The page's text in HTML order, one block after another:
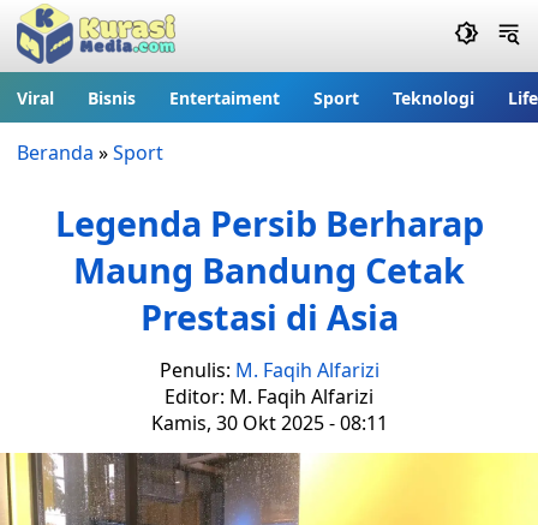
Viral Bisnis Entertaiment Sport Teknologi
Beranda »Sport
Legenda Persib Berharap
Maung Bandung Cetak
Prestasi di Asia
Penulis: M. Faqih Alfarizi
Editor: M. Faqih Alfarizi
Kamis, 30 Okt 2025 - 08:11